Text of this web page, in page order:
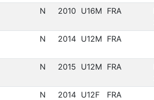
N 2010 U16M FRA
N 2014 U12M FRA
N 2015 U12M FRA
N 2014 U12F FRA